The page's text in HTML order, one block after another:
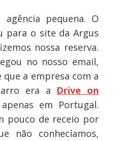
pequena. O
para o site da Argus
nossa reserva.
no nosso email,
a empresa com a
era a Drive on
em Portugal.
pouco de receio por
não conhecíamos,